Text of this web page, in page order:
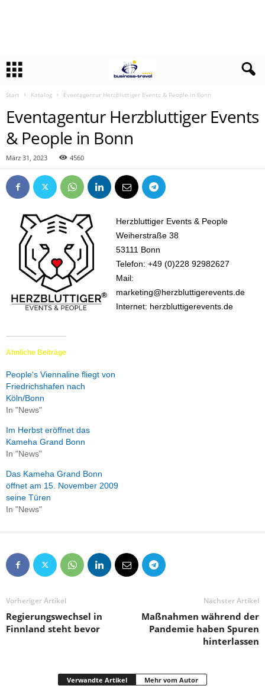
Start Katalog Eventagentur Herzbluttiger Events & People in Bonn
Eventagentur Herzbluttiger Events
& People in Bonn
März 31, 2023 4560
Herzbluttiger Events & People
Weiherstraße 38
53111 Bonn
Telefon: +49 (0)228 92982627
Mail:
marketing@herzbluttigerevents.de
Internet: herzbluttigerevents.de
Ähnliche Beiträge
People‘s Viennaline fliegt von
Friedrichshafen nach
Köln/Bonn
In "News"
Im Herbst eröffnet das
Kameha Grand Bonn
In "News"
Das Kameha Grand Bonn
öffnet am 15. November 2009
seine Türen
In "News"
Vorheriger Artikel
Regierungswechsel in
Finnland steht bevor
Nächster Artikel
Maßnahmen während der
Pandemie haben Spuren
hinterlassen
Verwandte Artikel Mehr vom Autor